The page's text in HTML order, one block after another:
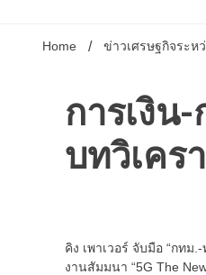
Home ข่าวเศรษฐกิจระห
การเงิน
บทวิเคร
คิง เพาเวอร์ จับมือ “กท
งานสัมมนา “5G The